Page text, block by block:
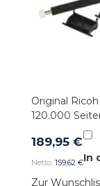
Original
120.000
189,95 €
159,62 €In
Zur